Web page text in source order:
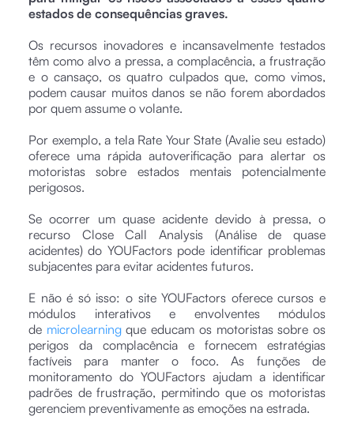
estados de consequências graves.
Os recursos inovadores e incansavelmente testados
têm como alvo a pressa, a complacência, a frustração
e o cansaço, os quatro culpados que, como vimos,
podem causar muitos danos se não forem abordados
por quem assume o volante.
Por exemplo, a tela Rate Your State (Avalie seu estado)
oferece uma rápida autoverificação para alertar os
motoristas sobre estados mentais potencialmente
perigosos.
Se ocorrer um quase acidente devido à pressa, o
recurso Close Call Analysis (Análise de quase
acidentes) do YOUFactors pode identificar problemas
subjacentes para evitar acidentes futuros.
E não é só isso: o site YOUFactors oferece cursos e
módulos interativos e envolventes módulos
de microlearningque educam os motoristas sobre os
perigos da complacência e fornecem estratégias
factíveis para manter o foco. As funções de
monitoramento do YOUFactors ajudam a identificar
padrões de frustração, permitindo que os motoristas
gerenciem preventivamente as emoções na estrada.